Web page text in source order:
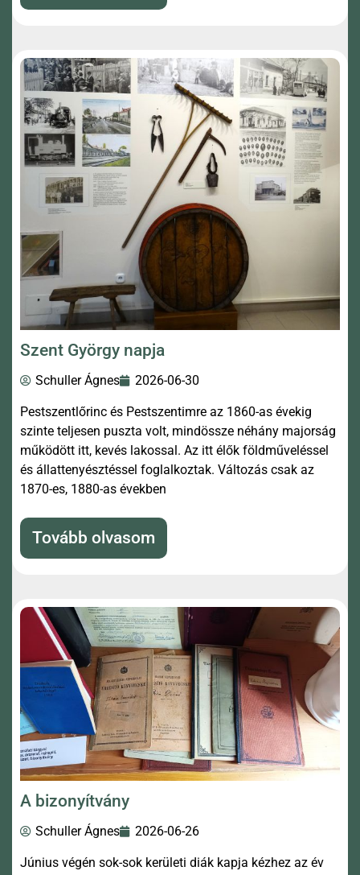
Szent György napja
Schuller Ágnes 2026-06-30
Pestszentlőrinc és Pestszentimre az 1860-as évekig
szinte teljesen puszta volt, mindössze néhány majorság
működött itt, kevés lakossal. Az itt élők földműveléssel
és állattenyésztéssel foglalkoztak. Változás csak az
1870-es, 1880-as években
Tovább olvasom
A bizonyítvány
Schuller Ágnes 2026-06-26
Június végén sok-sok kerületi diák kapja kézhez az év